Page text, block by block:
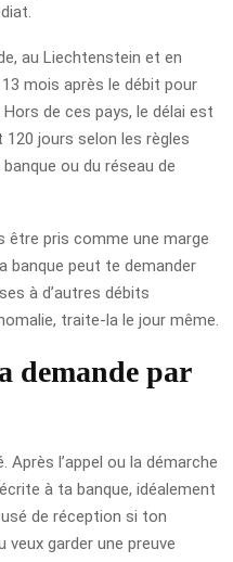
au Liechtenstein et en
mois après le débit pour
de ces pays, le délai est
jours selon les règles
ou du réseau de
être pris comme une marge
banque peut te demander
à d’autres débits
traite-la le jour même.
demande par
l’appel ou la démarche
à ta banque, idéalement
de réception si ton
garder une preuve